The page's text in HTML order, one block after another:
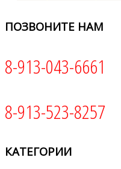
ПОЗВОНИТЕ НАМ
8-913-043-6661
8-913-523-8257
КАТЕГОРИИ